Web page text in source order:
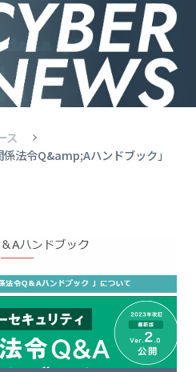
ス
係法令Q&amp;Aハンドブック」